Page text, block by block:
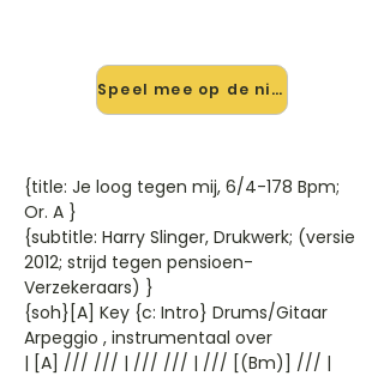
Speel mee op de nieuwe site →
{title: Je loog tegen mij, 6/4-178 Bpm;
Or. A }
{subtitle: Harry Slinger, Drukwerk; (versie
2012; strijd tegen pensioen-
Verzekeraars) }
{soh}[A] Key {c: Intro} Drums/Gitaar
Arpeggio , instrumentaal over
| [A] /// /// | /// /// | /// [(Bm)] /// |